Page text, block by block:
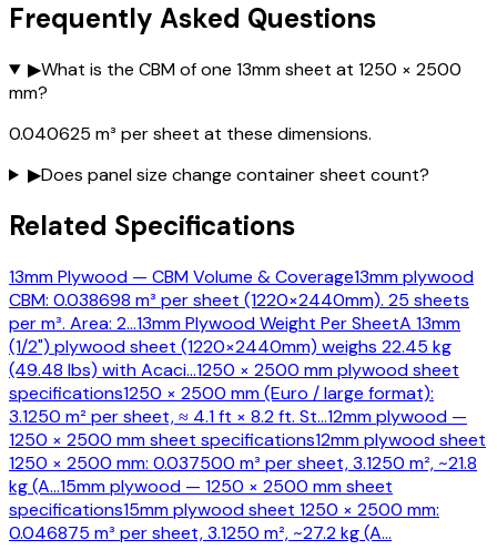
Frequently Asked Questions
▶What is the CBM of one 13mm sheet at 1250 × 2500
mm?
0.040625 m³ per sheet at these dimensions.
▶Does panel size change container sheet count?
Related Specifications
13mm Plywood — CBM Volume & Coverage13mm plywood
CBM: 0.038698 m³ per sheet (1220×2440mm). 25 sheets
per m³. Area: 2…13mm Plywood Weight Per SheetA 13mm
(1/2") plywood sheet (1220×2440mm) weighs 22.45 kg
(49.48 lbs) with Acaci…1250 × 2500 mm plywood sheet
specifications1250 × 2500 mm (Euro / large format):
3.1250 m² per sheet, ≈ 4.1 ft × 8.2 ft. St…12mm plywood —
1250 × 2500 mm sheet specifications12mm plywood sheet
1250 × 2500 mm: 0.037500 m³ per sheet, 3.1250 m², ~21.8
kg (A…15mm plywood — 1250 × 2500 mm sheet
specifications15mm plywood sheet 1250 × 2500 mm:
0.046875 m³ per sheet, 3.1250 m², ~27.2 kg (A…